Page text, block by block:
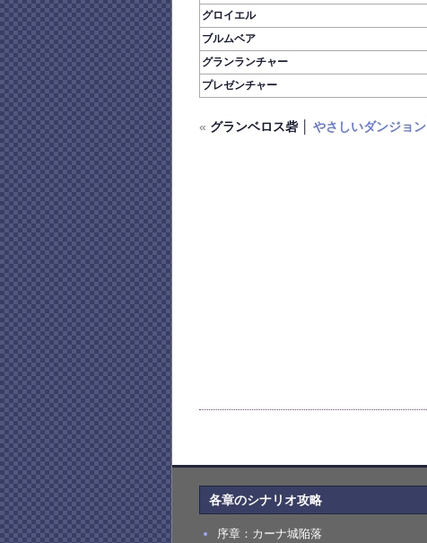
グロイエル
ブルムベア
グランランチャー
プレゼンチャー
« グランベロス砦 │ やさしいダンジョン
各章のシナリオ攻略
序章：カーナ城陥落